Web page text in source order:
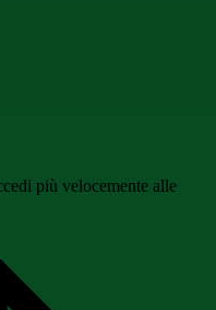
più velocemente alle